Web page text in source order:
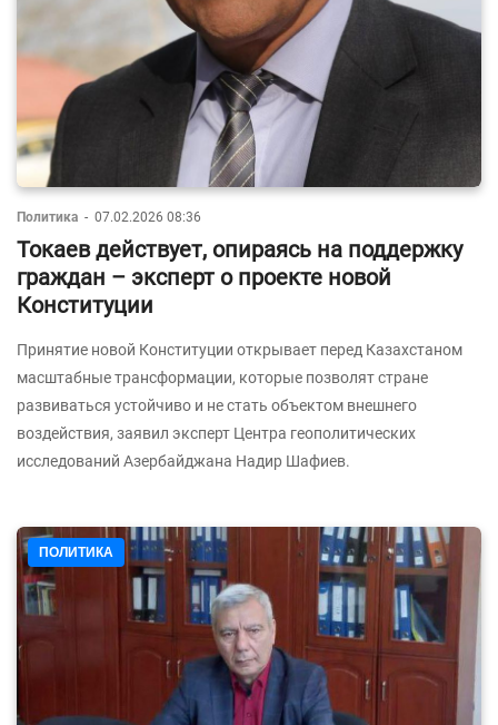
Политика - 07.02.2026 08:36
Токаев действует, опираясь на поддержку
граждан – эксперт о проекте новой
Конституции
Принятие новой Конституции открывает перед Казахстаном
масштабные трансформации, которые позволят стране
развиваться устойчиво и не стать объектом внешнего
воздействия, заявил эксперт Центра геополитических
исследований Азербайджана Надир Шафиев.
ПОЛИТИКА